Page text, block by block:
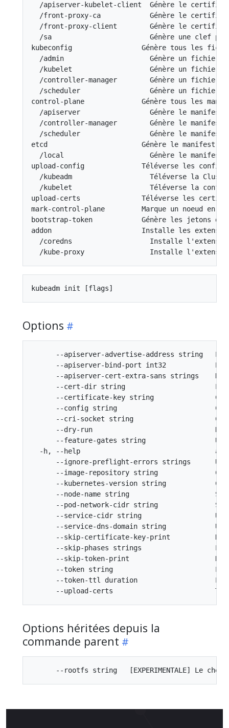
/apiserver-kubelet-client  Génère le
/front-proxy-ca            Génère le
/front-proxy-client        Génère le
/sa                        Génère une clef
kubeconfig                 Génère tous les
/admin                     Génère un fichier
/kubelet                   Génère un fichier
/controller-manager        Génère un fichier
/scheduler                 Génère un fichier
control-plane              Génère tous les
/apiserver                 Génère le manifest
/controller-manager        Génère le manifest
/scheduler                 Génère le manifest
etcd                       Génère le manifest de
/local                     Génère le
upload-config              Téléverse les
/kubeadm                   Téléverse la
/kubelet                   Téléverse la
upload-certs               Téléverse les
mark-control-plane         Marque un noeud en
bootstrap-token            Génère les jetons
addon                      Installe les extensions
/coredns                   Installe
Options
--apiserver-advertise-address string
--apiserver-bind-port int32
--apiserver-cert-extra-sans strings
--cert-dir string
--certificate-key string
--config string
--cri-socket string
--dry-run
--feature-gates string
-h, --help
--ignore-preflight-errors strings
--image-repository string
--kubernetes-version string
--node-name string
--pod-network-cidr string
--service-cidr string
--service-dns-domain string
--skip-certificate-key-print
--skip-phases strings
--skip-token-print
--token string
--token-ttl duration
Options héritées depuis la
commande parent